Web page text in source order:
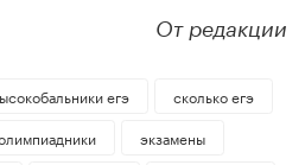
От редакции
егэ
сколько егэ
экзамены